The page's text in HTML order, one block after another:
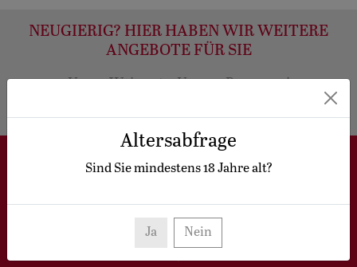
Altersabfrage
Sind Sie mindestens18 Jahre alt?
Ja Nein
NEUGIERIG? HIER HABEN WIR WEITERE
ANGEBOTE FÜR SIE
Unser Weingut
Unsere Brennerei
Forstverwaltung